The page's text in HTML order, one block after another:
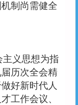
制尚需健全
主义思想为指
历次全会精
好新时代人
工作会议、